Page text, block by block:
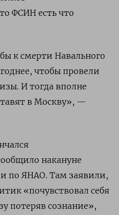
ФСИН есть что
к смерти Навального
чтобы провели
И тогда вполне
в Москву», —
накануне
по ЯНАО. Там заявили,
«почувствовал себя
потеряв сознание»,